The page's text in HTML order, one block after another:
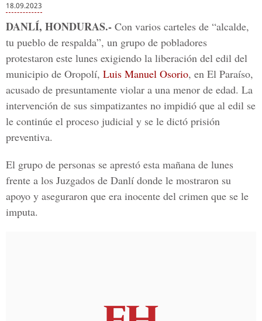
18.09.2023
DANLÍ, HONDURAS.- Con varios carteles de “alcalde,
tu pueblo de respalda”, un grupo de pobladores
protestaron este lunes exigiendo la liberación del edil del
municipio de Oropolí, Luis Manuel Osorio, en El Paraíso,
acusado de presuntamente violar a una menor de edad. La
intervención de sus simpatizantes no impidió que al edil se
le continúe el proceso judicial y se le dictó prisión
preventiva.
El grupo de personas se aprestó esta mañana de lunes
frente a los Juzgados de Danlí donde le mostraron su
apoyo y aseguraron que era inocente del crimen que se le
imputa.